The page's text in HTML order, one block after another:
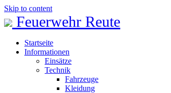
Skip to content
Feuerwehr Reute
Startseite
Informationen
Einsätze
Technik
Fahrzeuge
Kleidung